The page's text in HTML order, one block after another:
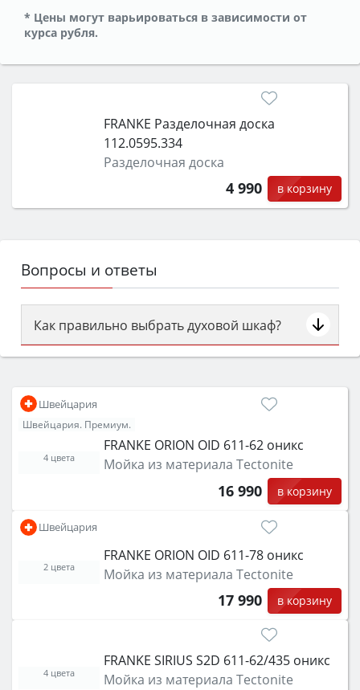
* Цены могут варьироваться в зависимости от
курса рубля.
FRANKE Разделочная доска
112.0595.334
Разделочная доска
4 990 в корзину
Вопросы и ответы
Как правильно выбрать духовой шкаф?
Сначала определитесь с типом (газовый или
затем смотрите на объём 50–70 л для семьи,
класс энергопотребления не ниже A и нужные
функции (конвекция, гриль, самоочистка,
защита от детей).
Швейцария
Швейцария. Премиум.
FRANKE ORION OID 611-62 оникс
Мойка из материала Tectonite
16 990 в корзину
4 цвета
Швейцария
FRANKE ORION OID 611-78 оникс
Мойка из материала Tectonite
17 990 в корзину
2 цвета
FRANKE SIRIUS S2D 611-62/435 оникс
Мойка из материала Tectonite
4 цвета